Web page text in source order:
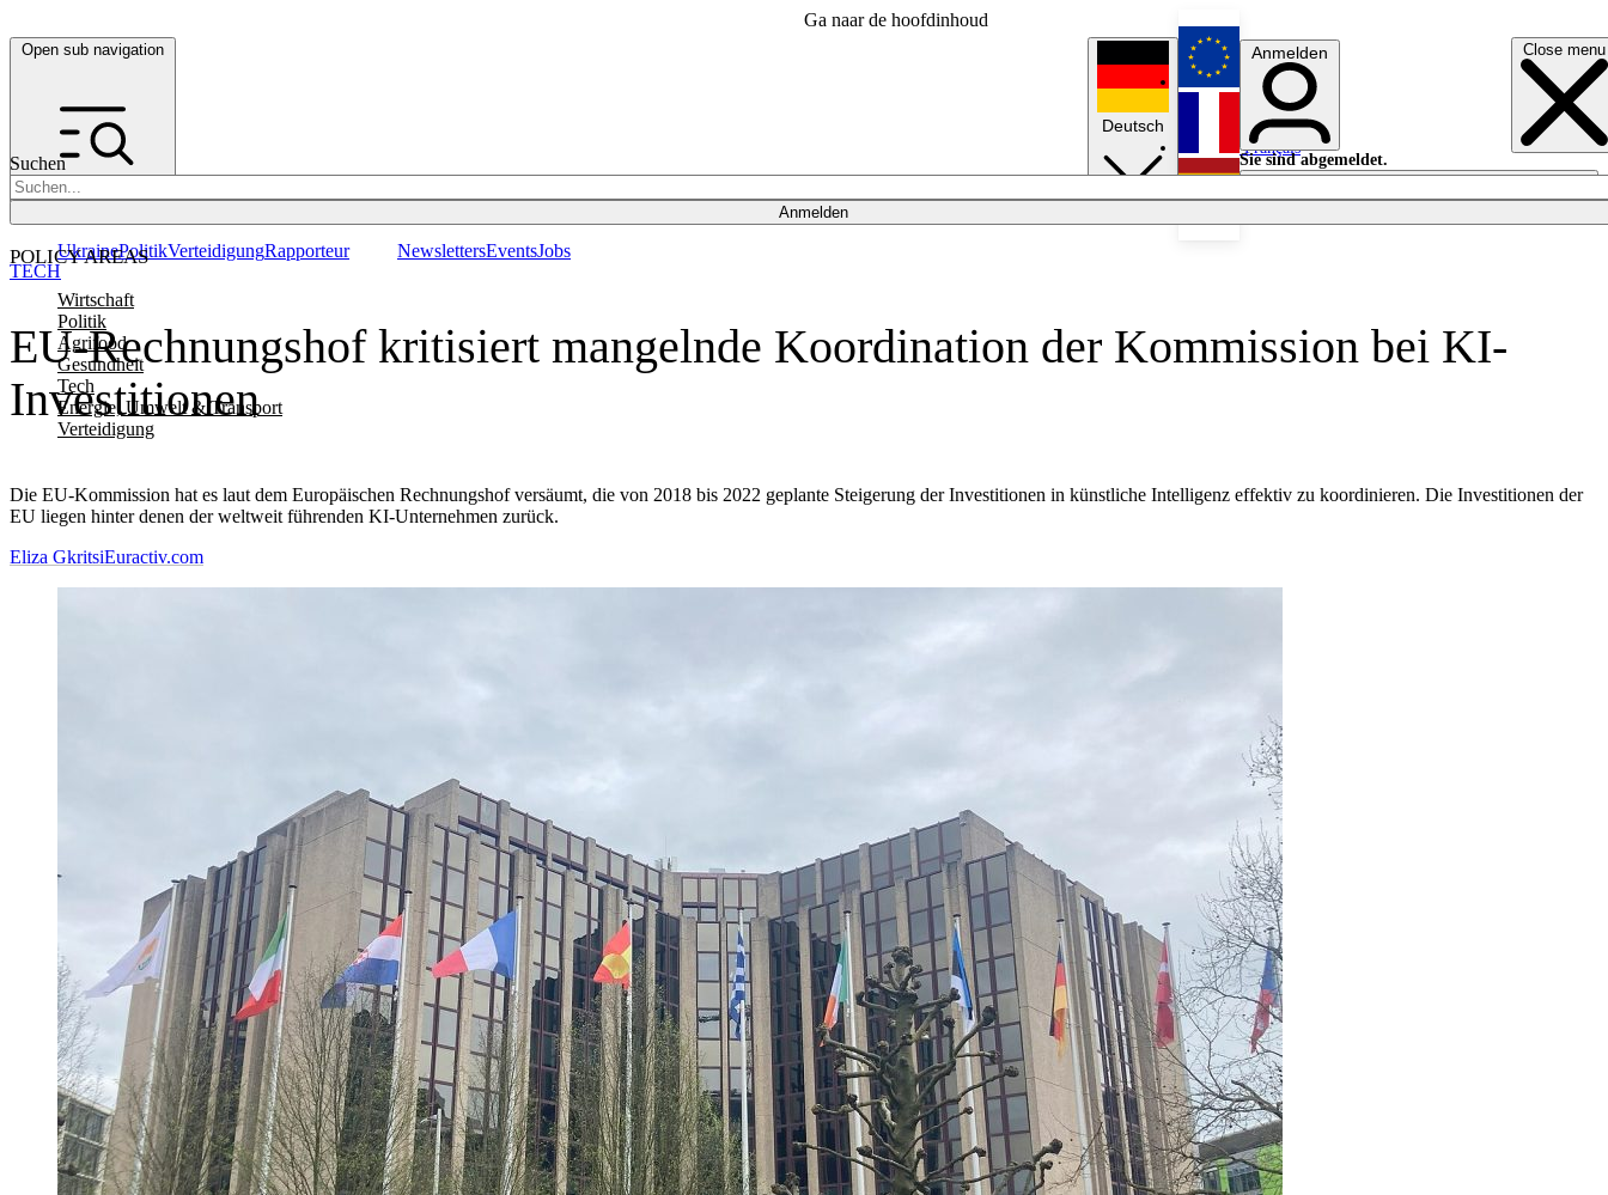
Ga naar de hoofdinhoud
Open sub navigation Close menu
Suchen
Anmelden
POLICY AREAS
Wirtschaft
Politik
Agrifood
Gesundheit
Tech
Energie, Umwelt & Transport
Verteidigung
UkrainePolitikVerteidigungRapporteur NewslettersEventsJobs
Deutsch
English
Français
Anmelden
Sie sind abgemeldet.
Anmelden
Licht aus
EU-Rechnungshof kritisiert mangelnde Koordination der Kommission bei KI-
Investitionen
Die EU-Kommission hat es laut dem Europäischen Rechnungshof versäumt, die von 2018 bis 2022 geplante Steigerung der Investitionen in künstliche Intelligenz effektiv zu koordinieren. Die Investitionen der
EU liegen hinter denen der weltweit führenden KI-Unternehmen zurück.
TECH
Eliza GkritsiEuractiv.com